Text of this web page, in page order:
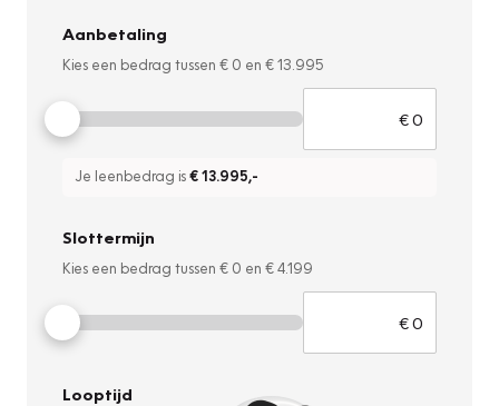
Aanbetaling
Kies een bedrag tussen € 0 en € 13.995
Je leenbedrag is€ 13.995,-
Slottermijn
Kies een bedrag tussen € 0 en € 4.199
Looptijd